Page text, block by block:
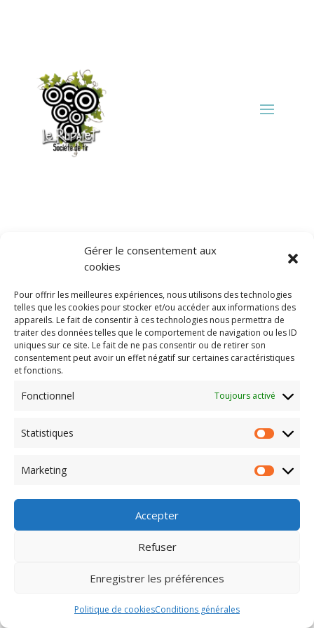
Gérer le consentement aux
cookies
Pour offrir les meilleures expériences, nous utilisons des technologies
telles que les cookies pour stocker et/ou accéder aux informations des
appareils. Le fait de consentir à ces technologies nous permettra de
traiter des données telles que le comportement de navigation ou les ID
uniques sur ce site. Le fait de ne pas consentir ou de retirer son
consentement peut avoir un effet négatif sur certaines caractéristiques
et fonctions.
Fonctionnel Toujours activé
Statistiques
Marketing
Accepter
Refuser
Enregistrer les préférences
Politique de cookiesConditions générales
Résultats de la
recherche
[mphb_search_results]